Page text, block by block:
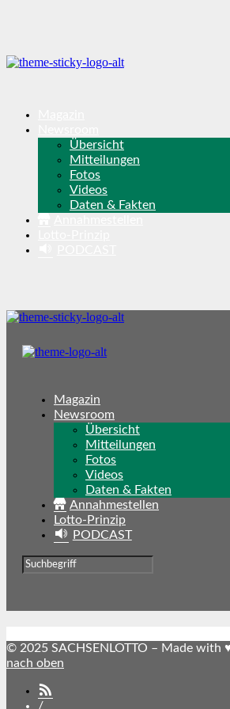
Übersicht
Mitteilungen
Fotos
Videos
Daten & Fakten
Magazin
Newsroom
Übersicht
Mitteilungen
Fotos
Videos
Daten & Fakten
Annahmestellen
Lotto-Prinzip
PODCAST
© 2025 SACHSENLOTTO – Made with
nach oben
/